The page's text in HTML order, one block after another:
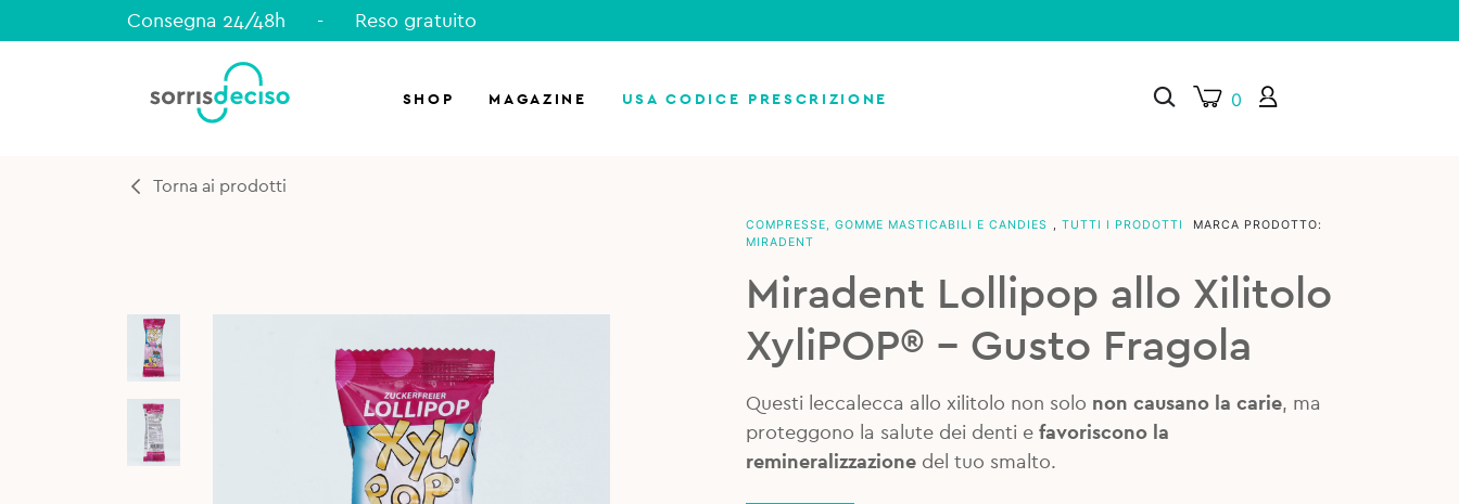
Consegna 24/48h - Reso gratuito
SHOP MAGAZINE USA CODICE PRESCRIZIONE 0
Torna ai prodotti
COMPRESSE, GOMME MASTICABILI E CANDIES , TUTTI I PRODOTTI
MARCA PRODOTTO:
MIRADENT
Miradent Lollipop allo Xilitolo
XyliPOP® – Gusto Fragola
Questi leccalecca allo xilitolo non solo non causano la carie, ma
proteggono la salute dei denti e favoriscono la
remineralizzazionedel tuo smalto.